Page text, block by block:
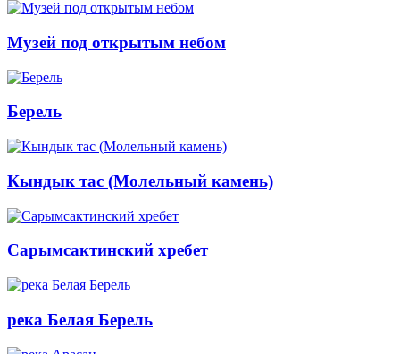
Музей под открытым небом
Берель
Кындык тас (Молельный камень)
Сарымсактинский хребет
река Белая Берель